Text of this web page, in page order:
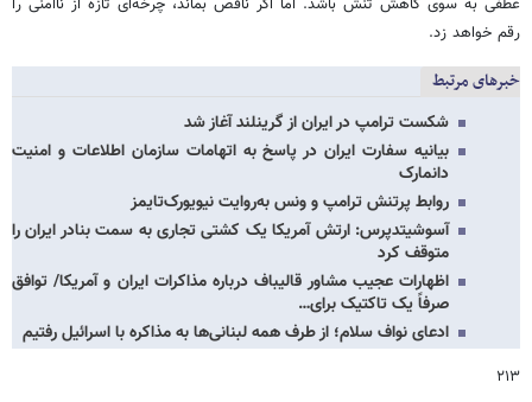
رقم خواهد زد.
خبرهای مرتبط
شکست ترامپ در ایران از گرینلند آغاز شد
بیانیه سفارت ایران در پاسخ به اتهامات سازمان اطلاعات و امنیت
دانمارک
روابط پرتنش ترامپ و ونس به‌روایت نیویورک‌تایمز
آسوشیتدپرس: ارتش آمریکا یک کشتی تجاری به سمت بنادر ایران را
متوقف کرد
اظهارات عجیب مشاور قالیباف درباره مذاکرات ایران و آمریکا/ توافق
صرفاً یک تاکتیک برای…
ادعای نواف سلام؛ از طرف همه لبنانی‌ها به مذاکره با اسرائیل رفتیم
۲۱۳